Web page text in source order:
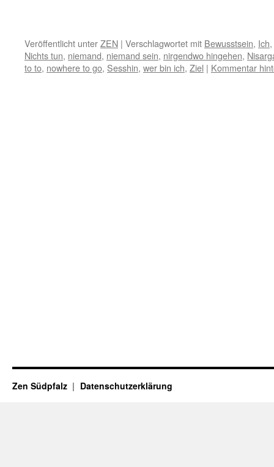
Veröffentlicht unterZEN | Verschlagwortet mit Bewusstsein, Ich,
Nichts tun, niemand, niemand sein, nirgendwo hingehen,
to to, nowhere to go, Sesshin, wer bin ich, Ziel | Kommentar
Zen Südpfalz Datenschutzerklärung